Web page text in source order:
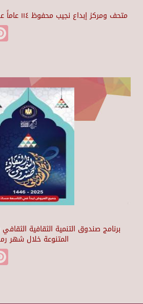
متحف ومركز إبداع نجيب محفوظ ١١٤ عاماً على ميلاد صاحب الثلاثية
برنامج صندوق التنمية الثقافية الثقافي
المتنوعة خلال شهر